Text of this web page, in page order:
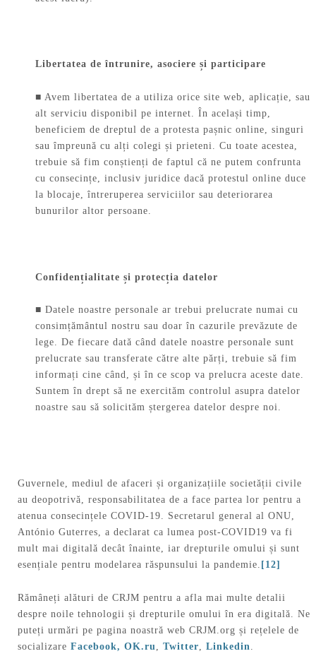
Libertatea de întrunire, asociere și participare
■ Avem libertatea de a utiliza orice site web, aplicație, sau
alt serviciu disponibil pe internet. În același timp,
beneficiem de dreptul de a protesta pașnic online, singuri
sau împreună cu alți colegi și prieteni. Cu toate acestea,
trebuie să fim conștienți de faptul că ne putem confrunta
cu consecințe, inclusiv juridice dacă protestul online duce
la blocaje, întreruperea serviciilor sau deteriorarea
bunurilor altor persoane.
Confidențialitate și protecția datelor
■ Datele noastre personale ar trebui prelucrate numai cu
consimțământul nostru sau doar în cazurile prevăzute de
lege. De fiecare dată când datele noastre personale sunt
prelucrate sau transferate către alte părți, trebuie să fim
informați cine când, și în ce scop va prelucra aceste date.
Suntem în drept să ne exercităm controlul asupra datelor
noastre sau să solicităm ștergerea datelor despre noi.
Guvernele, mediul de afaceri și organizațiile societății civile
au deopotrivă, responsabilitatea de a face partea lor pentru a
atenua consecințele COVID-19. Secretarul general al ONU,
António Guterres, a declarat ca lumea post-COVID19 va fi
mult mai digitală decât înainte, iar drepturile omului și sunt
esențiale pentru modelarea răspunsului la pandemie. [12]
Rămâneți alături de CRJM pentru a afla mai multe detalii
despre noile tehnologii și drepturile omului în era digitală. Ne
puteți urmări pe pagina noastră web CRJM.org și rețelele de
socializare Facebook, OK.ru Twitter Linkedin